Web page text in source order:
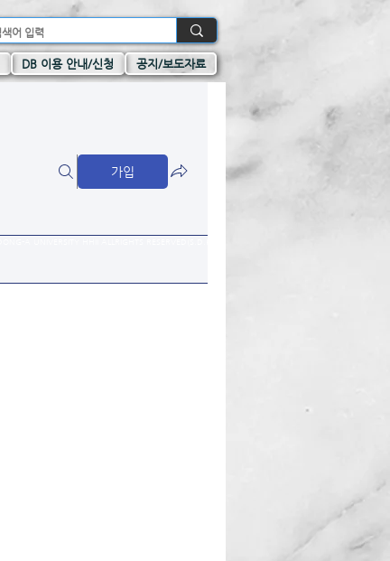
DB 이용 안내/신청 공지/보도자료
가입